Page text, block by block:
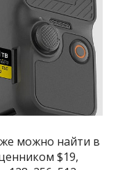
можно найти в
$19,